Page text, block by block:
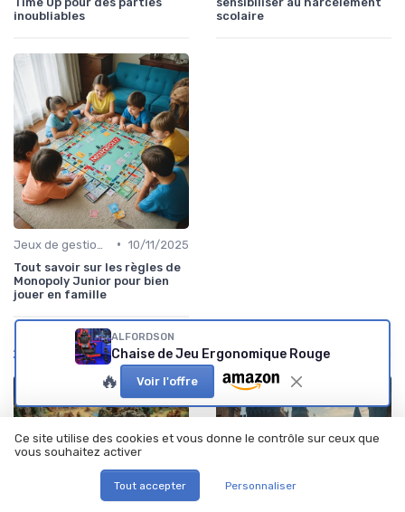
inoubliables
scolaire
• 10/11/2025
Tout savoir sur les règles de
Monopoly Junior pour bien
jouer en famille
À lire aussi ALFORDSON
Chaise de Jeu Ergonomique Rouge
🔥 Voir l'offre
Ce site utilise des cookies et vous donne le contrôle sur ceux que
vous souhaitez activer
Tout accepter Personnaliser